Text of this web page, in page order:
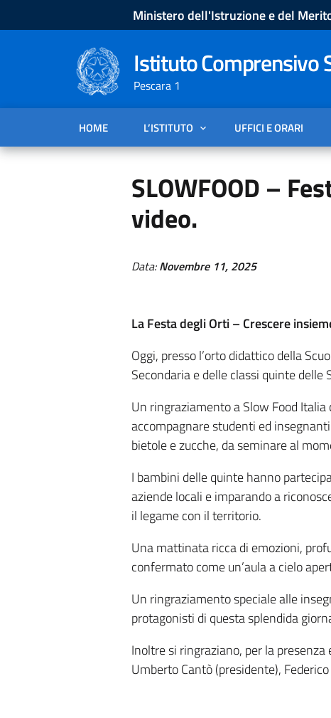
Ministero dell'Istruzione e del
Istituto Comprensivo
Pescara 1
HOME L’ISTITUTO UFFICI E ORARI
SLOWFOOD –
video.
Data:Novembre 11, 2025
La Festa degli Orti – Crescere
Oggi, presso l’orto didattico della
Secondaria e delle classi quinte delle
Un ringraziamento a Slow Food
accompagnare studenti ed
bietole e zucche, da seminare al
I bambini delle quinte hanno
aziende locali e imparando a
il legame con il territorio.
Una mattinata ricca di emozioni,
confermato come un’aula a cielo
Un ringraziamento speciale alle
protagonisti di questa splendida
Inoltre si ringraziano, per la
Umberto Cantò (presidente),